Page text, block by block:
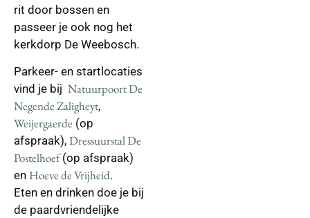
rit door bossen en
passeer je ook nog het
kerkdorp De Weebosch.
Parkeer- en startlocaties
vind je bij Natuurpoort De
Negende Zaligheyt,
Weijergaerde (op
afspraak), Dressuurstal De
Postelhoef(op afspraak)
en Hoeve de Vrijheid.
Eten en drinken doe je bij
de paardvriendelijke